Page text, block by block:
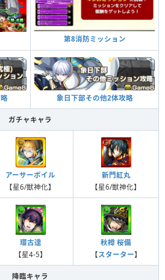
第8消防ミッション
象日下部その他2体攻略
ガチャキャラ
アーサーボイル
【星6/獣神化】
新門紅丸
【星6/獣神化】
環古達
【星4-5】
秋樽 桜備
【スターター】
降臨キャラ